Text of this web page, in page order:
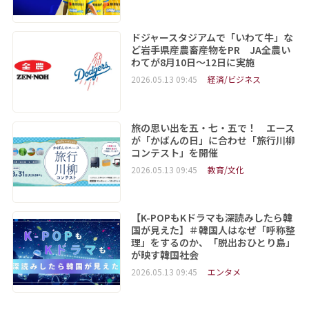
ドジャースタジアムで「いわて牛」な
ど岩手県産農畜産物をPR JA全農い
わてが8月10日～12日に実施
2026.05.13 09:45 経済/ビジネス
旅の思い出を五・七・五で！ エース
が「かばんの日」に合わせ「旅行川柳
コンテスト」を開催
2026.05.13 09:45 教育/文化
【K-POPもKドラマも深読みしたら韓
国が見えた】＃韓国人はなぜ「呼称整
理」をするのか、「脱出おひとり島」
が映す韓国社会
2026.05.13 09:45 エンタメ